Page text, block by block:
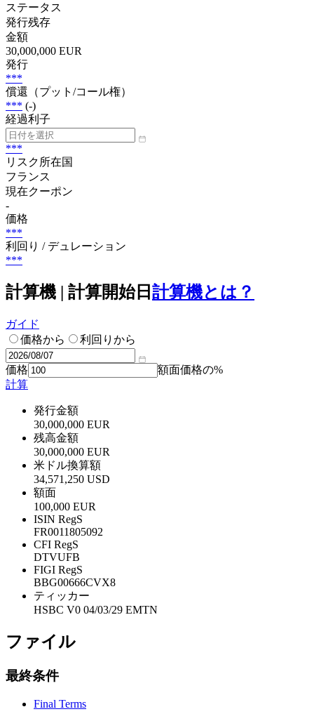
ステータス
発行残存
金額
30,000,000 EUR
発行
***
償還（プット/コール権）
*** (-)
経過利子
***
リスク所在国
フランス
現在クーポン
-
価格
***
利回り / デュレーション
***
計算機 | 計算開始日 計算機とは？
ガイド
価格から
利回りから
価格
額面価格の%
計算
発行金額
30,000,000 EUR
残高金額
30,000,000 EUR
米ドル換算額
34,571,250 USD
額面
100,000 EUR
ISIN RegS
FR0011805092
CFI RegS
DTVUFB
FIGI RegS
BBG00666CVX8
ティッカー
HSBC V0 04/03/29 EMTN
ファイル
最終条件
Final Terms